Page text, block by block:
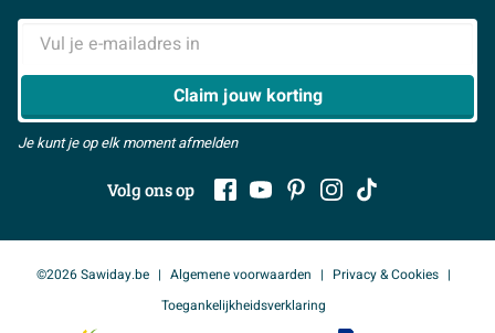
> Naar inspiratie
Samenwerken
> Alles over showrooms
E-mailadres
Claim jouw korting
Je kunt je op elk moment afmelden
Volg ons op
©2026 Sawiday.be Algemene voorwaarden
Privacy & Cookies
Toegankelijkheidsverklaring